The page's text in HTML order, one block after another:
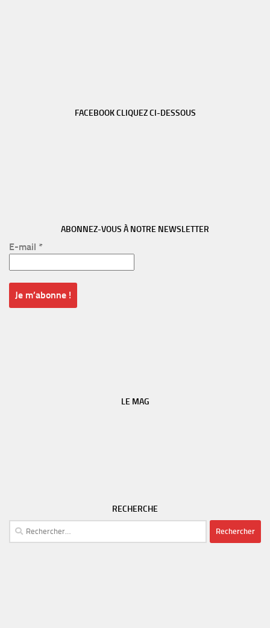
FACEBOOK CLIQUEZ CI-DESSOUS
ABONNEZ-VOUS À NOTRE NEWSLETTER
E-mail *
LE MAG
RECHERCHE
Rechercher :